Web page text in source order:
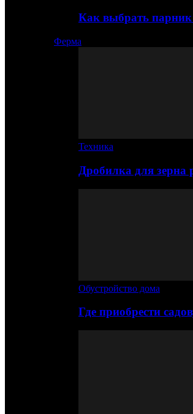
Как выбрать
Ферма
Техника
Дробилка для зерна
Обустройство дома
Где приобрести